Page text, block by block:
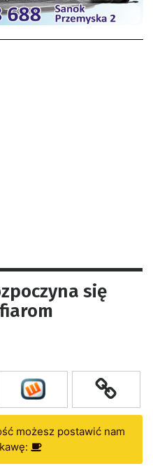
się
możesz postawić nam